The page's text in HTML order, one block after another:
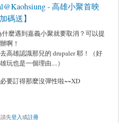
- 高雄小聚首映
碼送】
什麼遇到嘉義小聚就要取消？可以提
啊！
高雄認識那兒的 drupaler 耶！（好
玩也是一個理由....）
要訂得那麼沒彈性啦~~XD
先登入或註冊